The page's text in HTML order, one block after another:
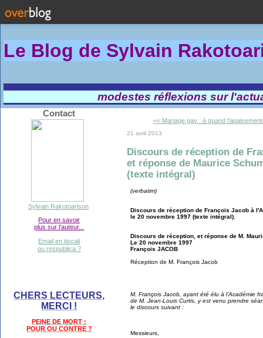
Le Blog de Sylvain Rakotoa
modestes réflexions sur
Contact
Sylvain Rakotoarison
Pour en savoir
plus sur l'auteur...
Email en tiscali
ou respublica ?
CHERS LECTEURS,
MERCI !
PEINE DE MORT :
POUR OU CONTRE ?
<< Mariage gay : à quand
21 avril 2013
Discours de réception de
et réponse de Maurice
(texte intégral)
(verbatim)
Discours de réception de François Jacob à
le 20 novembre 1997 (texte intégral).
Discours de réception, et réponse de M.
Le 20 novembre 1997
François JACOB
Réception de M. François Jacob
M. François Jacob, ayant été élu à l’Académie
de M. Jean-Louis Curtis, y est venu prendre
le discours suivant :
Messieurs,